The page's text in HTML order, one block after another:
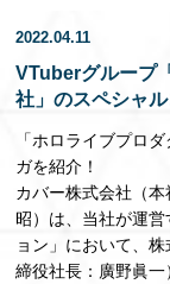
2022.04.11
VTuberグループ
社」のスペシャ
「ホロライブプロ
ガを紹介！
カバー株式会社（
昭）は、当社が運
ョン」において、
締役社長：廣野眞